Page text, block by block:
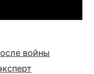
войны